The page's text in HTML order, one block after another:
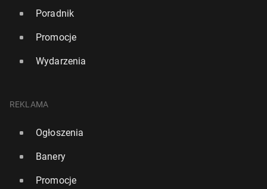
Poradnik
Promocje
Wydarzenia
REKLAMA
Ogłoszenia
Banery
Promocje